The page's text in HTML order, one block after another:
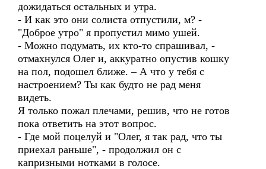
дожидаться остальных и утра.
- И как это они солиста отпустили, м? -
"Доброе утро" я пропустил мимо ушей.
- Можно подумать, их кто-то спрашивал, -
отмахнулся Олег и, аккуратно опустив кошку
на пол, подошел ближе. – А что у тебя с
настроением? Ты как будто не рад меня
видеть.
Я только пожал плечами, решив, что не готов
пока ответить на этот вопрос.
- Где мой поцелуй и "Олег, я так рад, что ты
приехал раньше", - продолжил он с
капризными нотками в голосе.